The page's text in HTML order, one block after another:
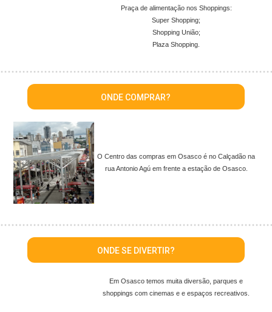
Praça de alimentação nos Shoppings:
Super Shopping;
Shopping União;
Plaza Shopping.
ONDE COMPRAR?
O Centro das compras em Osasco é no Calçadão na
rua Antonio Agú em frente a estação de Osasco.
ONDE SE DIVERTIR?
Em Osasco temos muita diversão, parques e
shoppings com cinemas e e espaços recreativos.